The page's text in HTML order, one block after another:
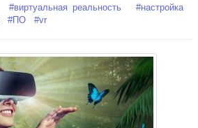
#виртуальная реальность #настройка
#ПО #vr